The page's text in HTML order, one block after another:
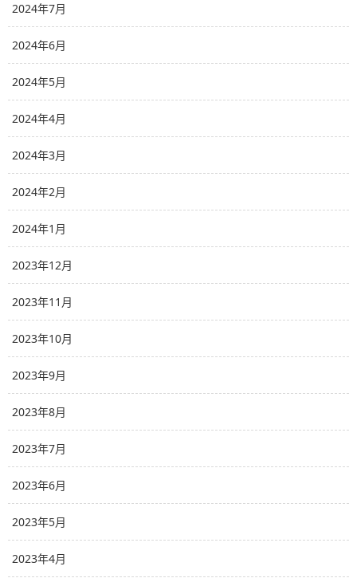
2024年7月
2024年6月
2024年5月
2024年4月
2024年3月
2024年2月
2024年1月
2023年12月
2023年11月
2023年10月
2023年9月
2023年8月
2023年7月
2023年6月
2023年5月
2023年4月